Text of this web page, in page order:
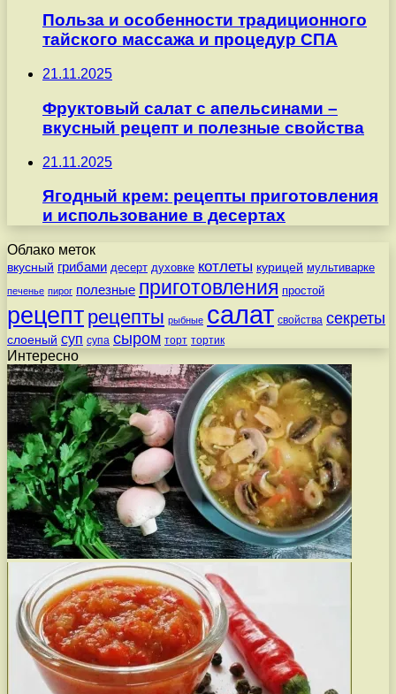
Польза и особенности традиционного
тайского массажа и процедур СПА
21.11.2025
Фруктовый салат с апельсинами –
вкусный рецепт и полезные свойства
21.11.2025
Ягодный крем: рецепты приготовления
и использование в десертах
Облако меток
вкусный грибами десерт духовке котлеты курицей мультиварке
печенье пирог полезные приготовления простой
рецепт рецепты рыбные салат свойства секреты
слоеный суп супа сыром торт тортик
Интересно